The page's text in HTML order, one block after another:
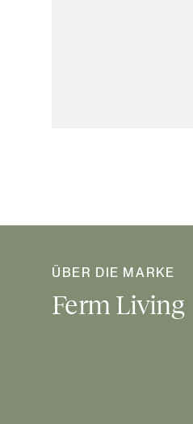
ÜBER DIE MARKE
Ferm Living